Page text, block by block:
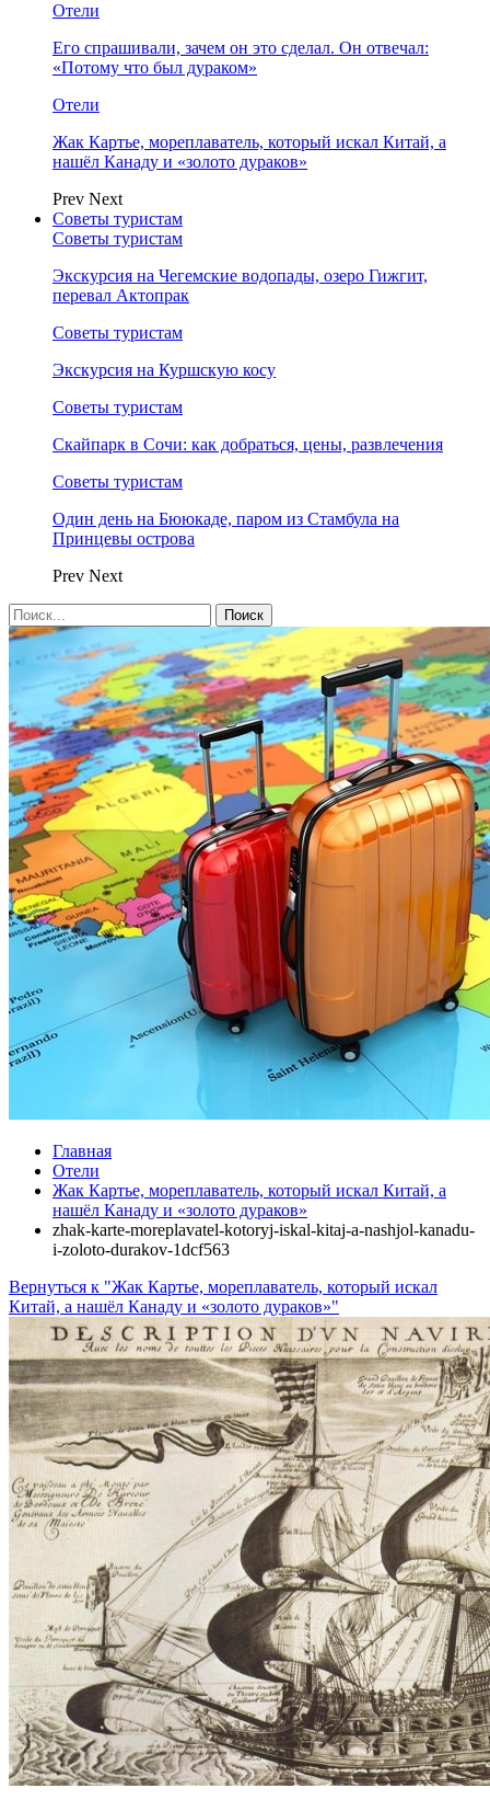
Отели
Его спрашивали, зачем он это сделал. Он отвечал:
«Потому что был дураком»
Отели
Жак Картье, мореплаватель, который искал Китай, а
нашёл Канаду и «золото дураков»
Prev Next
Советы туристам
Советы туристам
Экскурсия на Чегемские водопады, озеро Гижгит,
перевал Актопрак
Советы туристам
Экскурсия на Куршскую косу
Советы туристам
Скайпарк в Сочи: как добраться, цены, развлечения
Советы туристам
Один день на Бююкаде, паром из Стамбула на
Принцевы острова
Prev Next
Главная
Отели
Жак Картье, мореплаватель, который искал Китай, а
нашёл Канаду и «золото дураков»
zhak-karte-moreplavatel-kotoryj-iskal-kitaj-a-nashjol-kanadu-
i-zoloto-durakov-1dcf563
Вернуться к "Жак Картье, мореплаватель, который искал
Китай, а нашёл Канаду и «золото дураков»"